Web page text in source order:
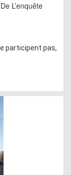
L’enquête
participent pas,